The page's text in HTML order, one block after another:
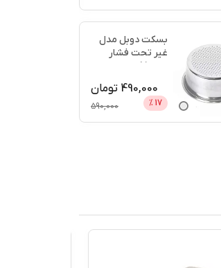
بسکت دوبل مدل
غیر تحت فشار
490,000 تومان
17
%
590,000